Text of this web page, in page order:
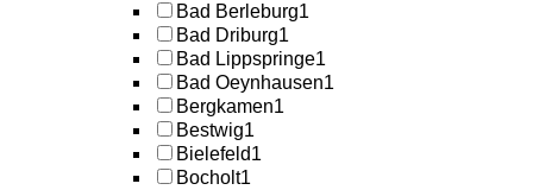
Bad Berleburg1
Bad Driburg1
Bad Lippspringe1
Bad Oeynhausen1
Bergkamen1
Bestwig1
Bielefeld1
Bocholt1